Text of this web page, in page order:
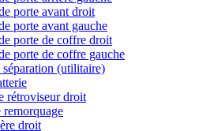
porte avant droit
porte avant gauche
porte de coffre droit
porte de coffre gauche
(utilitaire)
rétroviseur droit
remorquage
droit